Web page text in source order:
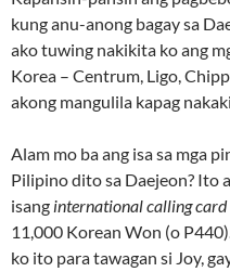
kung anu-anong bagay sa
ako tuwing nakikita ko ang
Korea – Centrum, Ligo,
akong mangulila kapag
Alam mo ba ang isa sa mga
Pilipino dito sa Daejeon? Ito
isang international calling card
11,000 Korean Won (o
ko ito para tawagan si Joy,